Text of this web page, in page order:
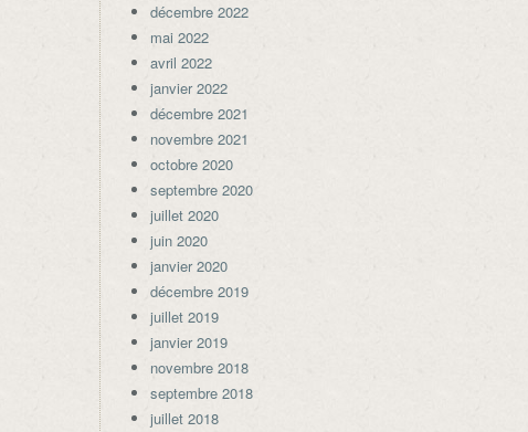
décembre 2022
mai 2022
avril 2022
janvier 2022
décembre 2021
novembre 2021
octobre 2020
septembre 2020
juillet 2020
juin 2020
janvier 2020
décembre 2019
juillet 2019
janvier 2019
novembre 2018
septembre 2018
juillet 2018